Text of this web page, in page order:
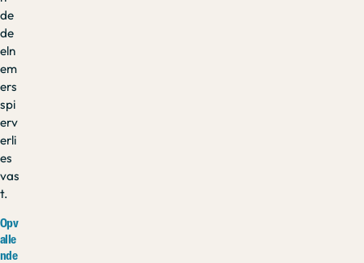
de
de
eln
em
ers
spi
erv
erli
es
vas
t.
Opv
alle
nde